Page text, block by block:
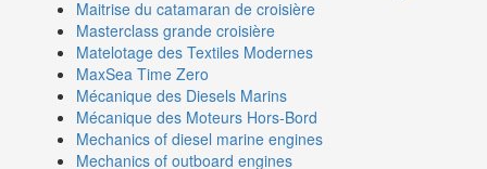
Maitrise du catamaran de croisière
Masterclass grande croisière
Matelotage des Textiles Modernes
MaxSea Time Zero
Mécanique des Diesels Marins
Mécanique des Moteurs Hors-Bord
Mechanics of diesel marine engines
Mechanics of outboard engines